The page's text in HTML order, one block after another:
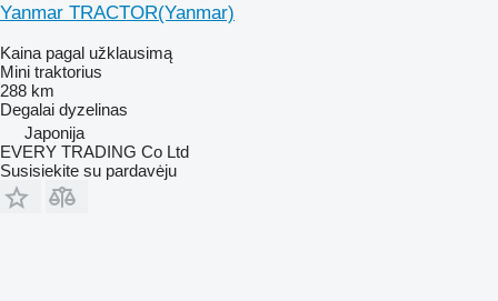
Yanmar TRACTOR(Yanmar)
Kaina pagal užklausimą
Mini traktorius
288 km
Degalai dyzelinas
Japonija
EVERY TRADING Co Ltd
Susisiekite su pardavėju